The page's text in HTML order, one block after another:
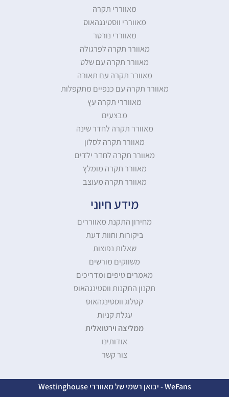
מאווררי תקרה
מאווררי ווסטינגהאוס
מאווררי נורטר
מאוורר תקרה לפרגולה
מאוורר תקרה עם שלט
מאוורר תקרה עם תאורה
מאוורר תקרה עם כנפיים מתקפלות
מאווררי תקרה עץ
מבצעים
מאוורר תקרה לחדר שינה
מאוורר תקרה לסלון
מאוורר תקרה לחדר ילדים
מאוורר תקרה מומלץ
מאוורר תקרה מעוצב
מידע חיוני
מחירון התקנת מאווררים
ביקורות וחוות דעת
שאלות נפוצות
משווקים מורשים
מאמרים טיפים ומדריכים
תקנון התקנות ווסטינגהאוס
קטלוג ווסטינגהאוס
עגלת קניות
ממליצה וירטואלית
אודותינו
צור קשר
WeFans - יבואן רשמי של מאווררי Westinghouse